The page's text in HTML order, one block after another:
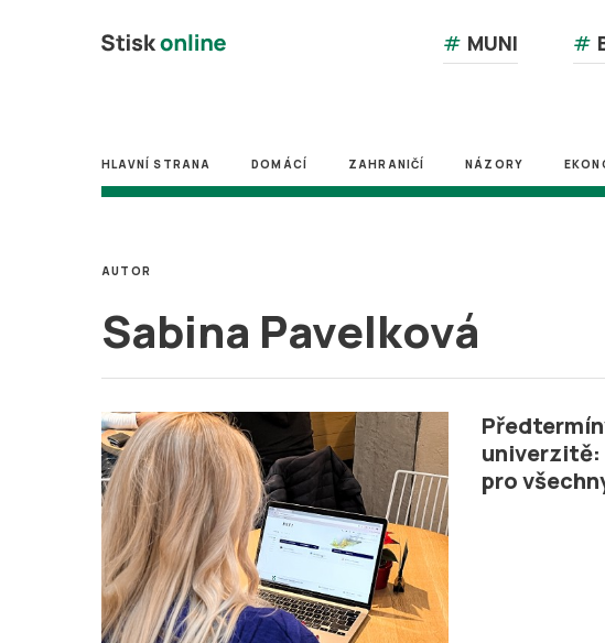
# MUNI #
HLAVNÍ STRANA DOMÁCÍ ZAHRANIČÍ NÁZORY
Sabina Pavelková
AUTOR
univerzitě:
pro